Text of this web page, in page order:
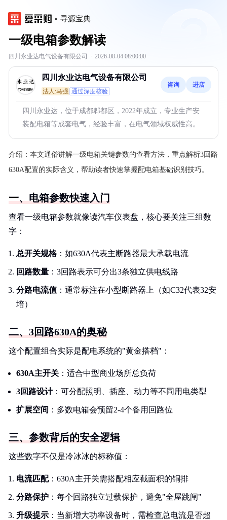
寻源宝典
一级电箱参数解读
四川永业达电气设备有限公司 · 2026-08-04 08:00:00
四川永业达电气设备有限公司
法人:马强 通过深度核验
咨询 进店
四川永业达，位于成都郫都区，2022年成立，专业生产安
装配电箱等成套电气，经验丰富，在电气领域权威性高。
介绍： 本文通俗讲解一级电箱关键参数的查看方法，重点解析3回路
630A配置的实际含义，帮助读者快速掌握配电箱基础识别技巧。
一、电箱参数快速入门
查看一级电箱参数就像读汽车仪表盘，核心要关注三组数
字：
总开关规格：如630A代表主断路器最大承载电流
回路数量 ：3回路表示可分出3条独立供电线路
分路电流值 ：通常标注在小型断路器上（如C32代表32安
培）
二、3回路630A的奥秘
这个配置组合实际是配电系统的"黄金搭档"：
630A主开关 ：适合中型商业场所总负荷
3回路设计：可分配照明、插座、动力等不同用电类型
扩展空间 ：多数电箱会预留2-4个备用回路位
三、参数背后的安全逻辑
这些数字不仅是冷冰冰的标称值：
电流匹配：630A主开关需搭配相应截面积的铜排
分路保护 ：每个回路独立过载保护，避免"全屋跳闸"
升级提示 ：当新增大功率设备时，需检查总电流是否超